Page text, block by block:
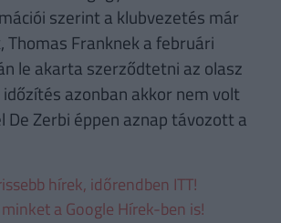
szerint a klubvezetés már
Thomas Franknek a februári
le akarta szerződtetni az olasz
azonban akkor nem volt
De Zerbi éppen aznap távozott a
hírek, időrendben ITT!
a Google Hírek-ben is!